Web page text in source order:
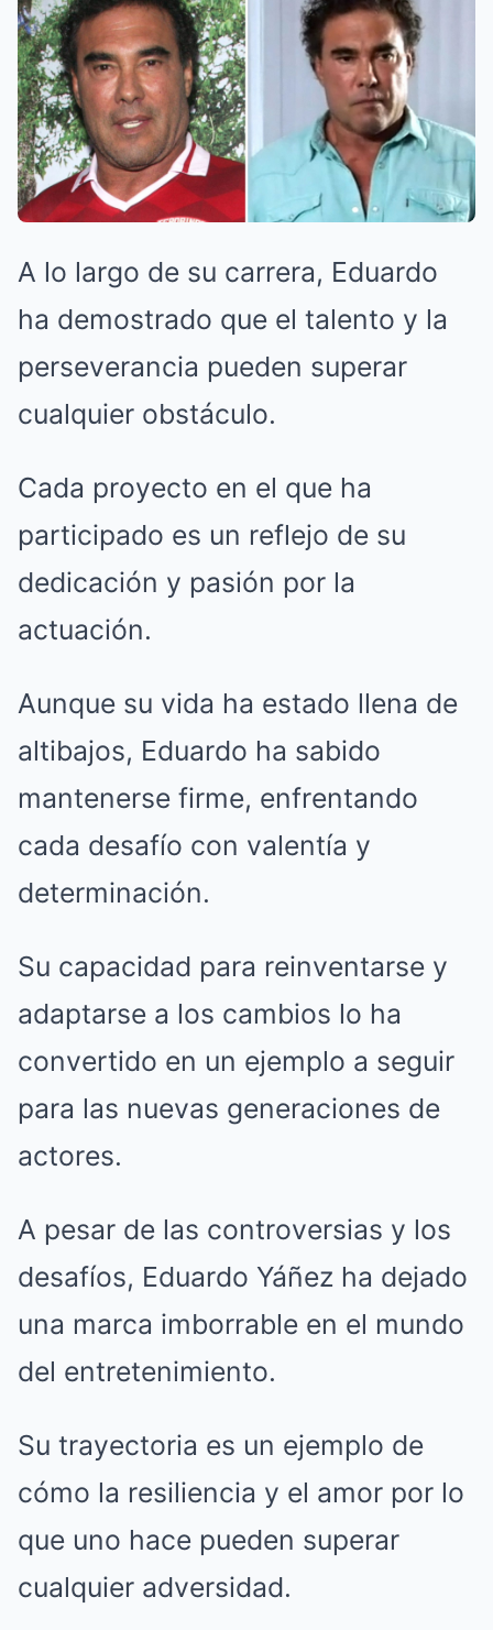
A lo largo de su carrera, Eduardo
ha demostrado que el talento y la
perseverancia pueden superar
cualquier obstáculo.
Cada proyecto en el que ha
participado es un reflejo de su
dedicación y pasión por la
actuación.
Aunque su vida ha estado llena de
altibajos, Eduardo ha sabido
mantenerse firme, enfrentando
cada desafío con valentía y
determinación.
Su capacidad para reinventarse y
adaptarse a los cambios lo ha
convertido en un ejemplo a seguir
para las nuevas generaciones de
actores.
A pesar de las controversias y los
desafíos, Eduardo Yáñez ha dejado
una marca imborrable en el mundo
del entretenimiento.
Su trayectoria es un ejemplo de
cómo la resiliencia y el amor por lo
que uno hace pueden superar
cualquier adversidad.